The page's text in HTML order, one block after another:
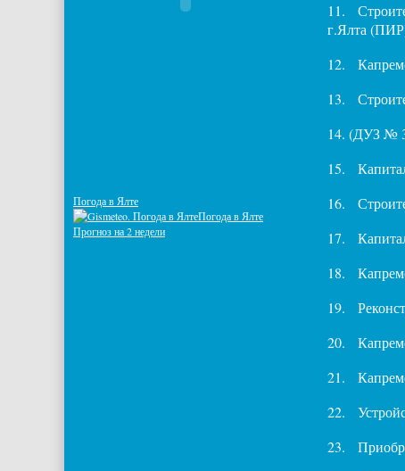
11.
г.Ялта
12.
13.
14. (ДУЗ №
15.
16.
17.
18.
19.
20.
21.
22.
23.
Погода в Ялте
Погода в Ялте
Прогноз на 2 недели